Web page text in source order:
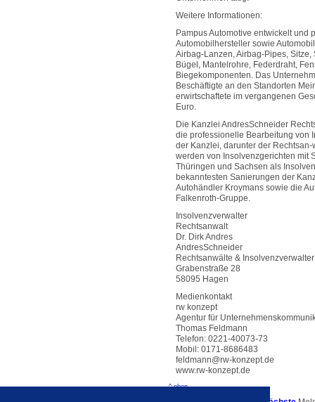
Weitere Informationen:
Pampus Automotive entwickelt und
Automobilhersteller sowie
Airbag-Lanzen, Airbag-Pipes,
Bügel, Mantelrohre, Federdraht,
Biegekomponenten. Das
Beschäftigte an den Standorten
erwirtschaftete im vergangenen
Euro.
Die Kanzlei AndresSchneider
die professionelle Bearbeitung von
der Kanzlei, darunter der
werden von Insolvenzgerichten mit
Thüringen und Sachsen als
bekanntesten Sanierungen der
Autohändler Kroymans sowie die
Falkenroth-Gruppe.
Insolvenzverwalter
Rechtsanwalt
Dr. Dirk Andres
AndresSchneider
Rechtsanwälte & Insolvenzverwalter
Grabenstraße 28
58095 Hagen
Medienkontakt
rw konzept
Agentur für
Thomas Feldmann
Telefon: 0221-40073-73
Mobil: 0171-8686483
feldmann@rw-konzept.de
www.rw-konzept.de
^ oben